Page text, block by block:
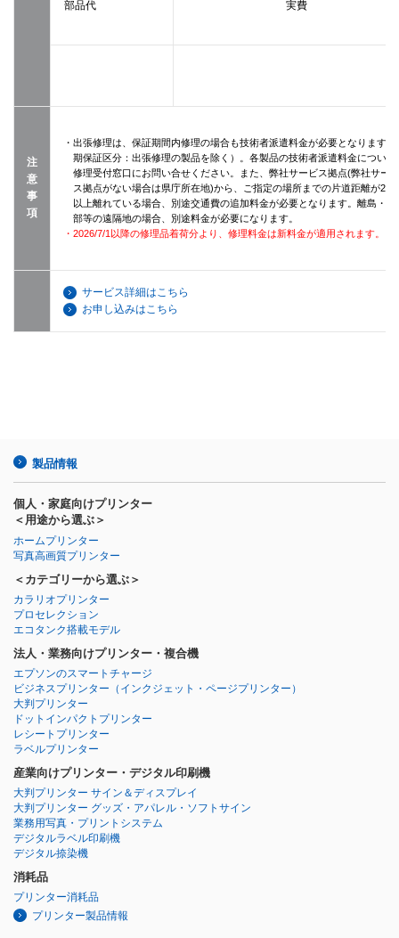
部品代 実費
注
意
事
項
・出張修理は、保証期間内修理の場合も技術者派遣料金が必要となります（
期保証区分：出張修理の製品を除く）。各製品の技術者派遣料金について
修理受付窓口にお問い合せください。また、弊社サービス拠点(弊社サー
ス拠点がない場合は県庁所在地)から、ご指定の場所までの片道距離が
以上離れている場合、別途交通費の追加料金が必要となります。離島・山
部等の遠隔地の場合、別途料金が必要になります。
・2026/7/1以降の修理品着荷分より、修理料金は新料金が適用されます。
サービス詳細はこちら
お申し込みはこちら
製品情報
個人・家庭向けプリンター
＜用途から選ぶ＞
ホームプリンター
写真高画質プリンター
＜カテゴリーから選ぶ＞
カラリオプリンター
プロセレクション
エコタンク搭載モデル
法人・業務向けプリンター・複合機
エプソンのスマートチャージ
ビジネスプリンター （インクジェット・ページプリンター）
大判プリンター
ドットインパクトプリンター
レシートプリンター
ラベルプリンター
産業向けプリンター・デジタル印刷機
大判プリンター サイン＆ディスプレイ
大判プリンター グッズ・アパレル・ソフトサイン
業務用写真・プリントシステム
デジタルラベル印刷機
デジタル捺染機
消耗品
プリンター消耗品
プリンター製品情報